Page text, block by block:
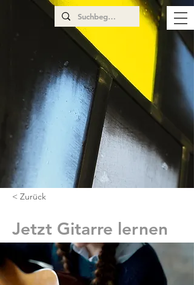
< Zurück
Jetzt Gitarre lernen